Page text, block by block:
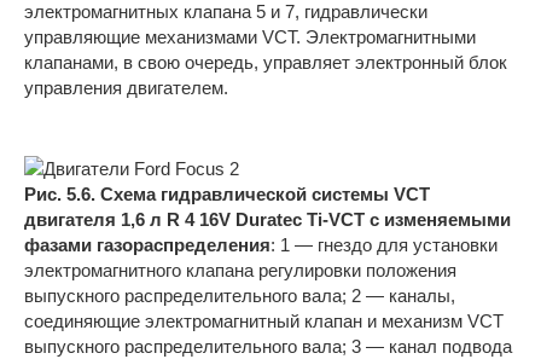
электромагнитных клапана 5 и 7, гидравлически
управляющие механизмами VCT. Электромагнитными
клапанами, в свою очередь, управляет электронный блок
управления двигателем.
Рис. 5.6. Схема гидравлической системы VCT
двигателя 1,6 л R 4 16V Duratec Ti-VCT с изменяемыми
фазами газораспределения: 1 — гнездо для установки
электромагнитного клапана регулировки положения
выпускного распределительного вала; 2 — каналы,
соединяющие электромагнитный клапан и механизм VCT
выпускного распределительного вала; 3 — канал подвода